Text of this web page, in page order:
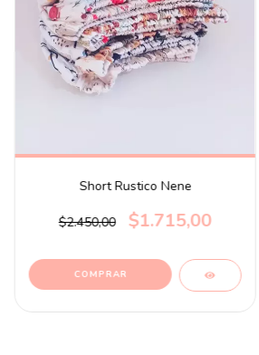
Short Rustico Nene
$2.450,00 $1.715,00
COMPRAR